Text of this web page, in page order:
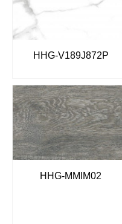
HHG-V189J872P
HHG-MMIM02